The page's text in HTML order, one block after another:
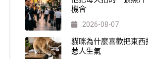
機會
2026-08-07
貓咪為什麼喜歡把東
惹人生氣